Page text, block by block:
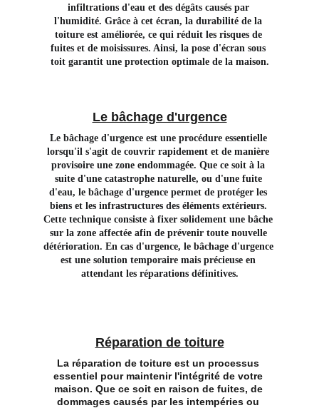
infiltrations d'eau et des dégâts causés par
l'humidité. Grâce à cet écran, la durabilité de la
toiture est améliorée, ce qui réduit les risques de
fuites et de moisissures. Ainsi, la pose d'écran sous
toit garantit une protection optimale de la maison.
Le bâchage d'urgence
Le bâchage d'urgence est une procédure essentielle
lorsqu'il s'agit de couvrir rapidement et de manière
provisoire une zone endommagée. Que ce soit à la
suite d'une catastrophe naturelle, ou d'une fuite
d'eau, le bâchage d'urgence permet de protéger les
biens et les infrastructures des éléments extérieurs.
Cette technique consiste à fixer solidement une bâche
sur la zone affectée afin de prévenir toute nouvelle
détérioration. En cas d'urgence, le bâchage d'urgence
est une solution temporaire mais précieuse en
attendant les réparations définitives.
Réparation de toiture
La réparation de toiture est un processus
essentiel pour maintenir l'intégrité de votre
maison. Que ce soit en raison de fuites, de
dommages causés par les intempéries ou